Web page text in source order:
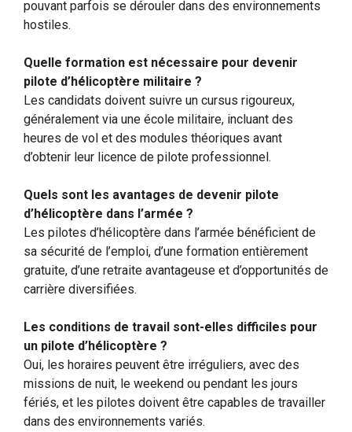
pouvant parfois se dérouler dans des environnements
hostiles.
Quelle formation est nécessaire pour devenir
pilote d’hélicoptère militaire ?
Les candidats doivent suivre un cursus rigoureux,
généralement via une école militaire, incluant des
heures de vol et des modules théoriques avant
d’obtenir leur licence de pilote professionnel.
Quels sont les avantages de devenir pilote
d’hélicoptère dans l’armée ?
Les pilotes d’hélicoptère dans l’armée bénéficient de
sa sécurité de l’emploi, d’une formation entièrement
gratuite, d’une retraite avantageuse et d’opportunités de
carrière diversifiées.
Les conditions de travail sont-elles difficiles pour
un pilote d’hélicoptère ?
Oui, les horaires peuvent être irréguliers, avec des
missions de nuit, le weekend ou pendant les jours
fériés, et les pilotes doivent être capables de travailler
dans des environnements variés.